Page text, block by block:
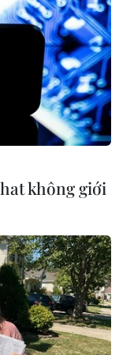
tử vong
không giới